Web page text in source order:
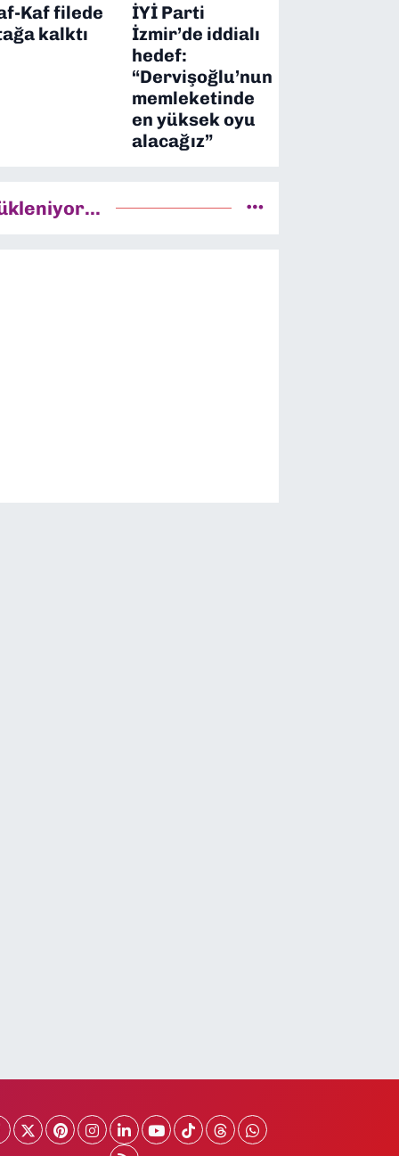
Kaf filede
kalktı
İYİ Parti
İzmir’de iddialı
hedef:
“Dervişoğlu’nun
memleketinde
en yüksek oyu
alacağız”